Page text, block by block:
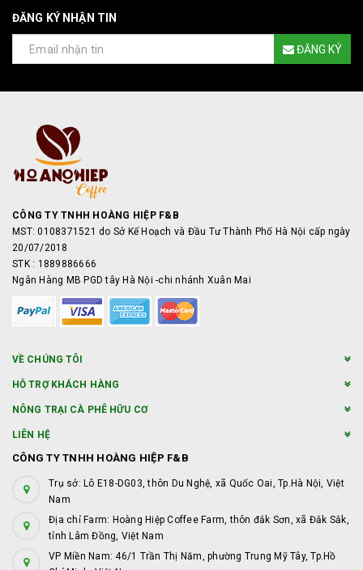
ĐĂNG KÝ NHẬN TIN
ĐĂNG KÝ
CÔNG TY TNHH HOÀNG HIỆP F&B
MST: 0108371521 do Sở Kế Hoạch và Đầu Tư Thành Phố Hà Nội cấp ngày
20/07/2018
STK : 1889886666
Ngân Hàng MB PGD tây Hà Nội -chi nhánh Xuân Mai
VỀ CHÚNG TÔI
HỖ TRỢ KHÁCH HÀNG
NÔNG TRẠI CÀ PHÊ HỮU CƠ
LIÊN HỆ
CÔNG TY TNHH HOÀNG HIỆP F&B
Trụ sở: Lô E18-DG03, thôn Du Nghệ, xã Quốc Oai, Tp.Hà Nội, Việt
Nam
Địa chỉ Farm: Hoàng Hiệp Coffee Farm, thôn đắk Sơn, xã Đắk Sắk,
tỉnh Lâm Đồng, Việt Nam
VP Miền Nam: 46/1 Trần Thị Năm, phường Trung Mỹ Tây, Tp.Hồ